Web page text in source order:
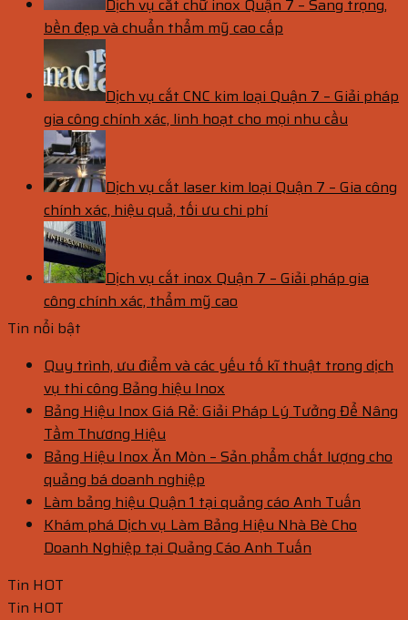
Dịch vụ cắt chữ inox Quận 7 – Sang trọng,
bền đẹp và chuẩn thẩm mỹ cao cấp
Dịch vụ cắt CNC kim loại Quận 7 – Giải pháp
gia công chính xác, linh hoạt cho mọi nhu cầu
Dịch vụ cắt laser kim loại Quận 7 – Gia công
chính xác, hiệu quả, tối ưu chi phí
Dịch vụ cắt inox Quận 7 – Giải pháp gia
công chính xác, thẩm mỹ cao
Tin nổi bật
Quy trình, ưu điểm và các yếu tố kĩ thuật trong dịch
vụ thi công Bảng hiệu Inox
Bảng Hiệu Inox Giá Rẻ: Giải Pháp Lý Tưởng Để Nâng
Tầm Thương Hiệu
Bảng Hiệu Inox Ăn Mòn – Sản phẩm chất lượng cho
quảng bá doanh nghiệp
Làm bảng hiệu Quận 1 tại quảng cáo Anh Tuấn
Khám phá Dịch vụ Làm Bảng Hiệu Nhà Bè Cho
Doanh Nghiệp tại Quảng Cáo Anh Tuấn
Tin HOT
Tin HOT